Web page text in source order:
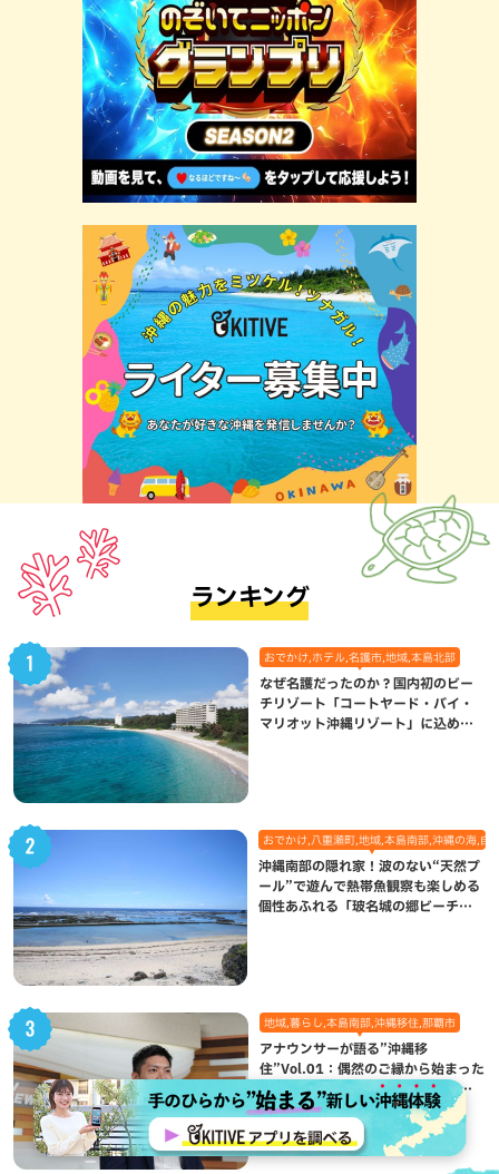
ランキング
おでかけ,ホテル,名護市,地域,本島北部
なぜ名護だったのか？国内初のビー
チリゾート「コートヤード・バイ・
マリオット沖縄リゾート」に込めら
おでかけ,八重瀬町,地域,本島南部,沖縄の海,自
沖縄南部の隠れ家！波のない“天然プ
ール”で遊んで熱帯魚観察も楽しめる
個性あふれる「玻名城の郷ビーチ」
地域,暮らし,本島南部,沖縄移住,那覇市
アナウンサーが語る”沖縄移
住”Vol.01：偶然のご縁から始まった
移住生活が、私にとって120点満点
になった理由